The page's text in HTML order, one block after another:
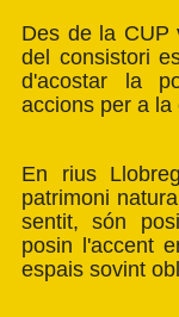
Des de la CUP
del consistori
d'acostar la
accions per a la
En rius
patrimoni
sentit, són
posin l'accent
espais sovint